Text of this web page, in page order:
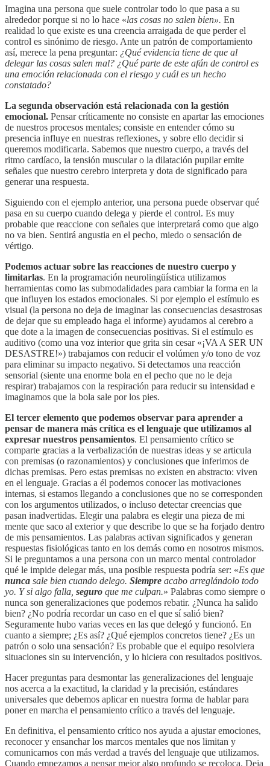
Imagina una persona que suele controlar todo lo que pasa a su
alrededor porque si no lo hace «las cosas no salen bien». En
realidad lo que existe es una creencia arraigada de que perder el
control es sinónimo de riesgo. Ante un patrón de comportamiento
así, merece la pena preguntar: ¿Qué evidencia tiene de que al
delegar las cosas salen mal? ¿Qué parte de este afán de control es
una emoción relacionada con el riesgo y cuál es un hecho
constatado?
La segunda observación está relacionada con la gestión
emocional. Pensar críticamente no consiste en apartar las emociones
de nuestros procesos mentales; consiste en entender cómo su
presencia influye en nuestras reflexiones, y sobre ello decidir si
queremos modificarla. Sabemos que nuestro cuerpo, a través del
ritmo cardíaco, la tensión muscular o la dilatación pupilar emite
señales que nuestro cerebro interpreta y dota de significado para
generar una respuesta.
Siguiendo con el ejemplo anterior, una persona puede observar qué
pasa en su cuerpo cuando delega y pierde el control. Es muy
probable que reaccione con señales que interpretará como que algo
no va bien. Sentirá angustia en el pecho, miedo o sensación de
vértigo.
Podemos actuar sobre las reacciones de nuestro cuerpo y
limitarlas. En la programación neurolingüística utilizamos
herramientas como las submodalidades para cambiar la forma en la
que influyen los estados emocionales. Si por ejemplo el estímulo es
visual (la persona no deja de imaginar las consecuencias desastrosas
de dejar que su empleado haga el informe) ayudamos al cerebro a
que dote a la imagen de consecuencias positivas. Si el estímulo es
auditivo (como una voz interior que grita sin cesar «¡VA A SER UN
DESASTRE!») trabajamos con reducir el volúmen y/o tono de voz
para eliminar su impacto negativo. Si detectamos una reacción
sensorial (siente una enorme bola en el pecho que no le deja
respirar) trabajamos con la respiración para reducir su intensidad e
imaginamos que la bola sale por los pies.
El tercer elemento que podemos observar para aprender a
pensar de manera más crítica es el lenguaje que utilizamos al
expresar nuestros pensamientos. El pensamiento crítico se
comparte gracias a la verbalización de nuestras ideas y se articula
con premisas (o razonamientos) y conclusiones que inferimos de
dichas premisas. Pero estas premisas no existen en abstracto: viven
en el lenguaje. Gracias a él podemos conocer las motivaciones
internas, si estamos llegando a conclusiones que no se corresponden
con los argumentos utilizados, o incluso detectar creencias que
pasan inadvertidas. Elegir una palabra es elegir una pieza de mi
mente que saco al exterior y que describe lo que se ha forjado dentro
de mis pensamientos. Las palabras activan significados y generan
respuestas fisiológicas tanto en los demás como en nosotros mismos.
Si le preguntamos a una persona con un marco mental controlador
qué le impide delegar más, una posible respuesta podría ser: «Es que
nunca sale bien cuando delego. Siempre acabo arreglándolo todo
yo. Y si algo falla, seguro que me culpan.» Palabras como siempre o
nunca son generalizaciones que podemos rebatir. ¿Nunca ha salido
bien? ¿No podría recordar un caso en el que sí salió bien?
Seguramente hubo varias veces en las que delegó y funcionó. En
cuanto a siempre; ¿Es así? ¿Qué ejemplos concretos tiene? ¿Es un
patrón o solo una sensación? Es probable que el equipo resolviera
situaciones sin su intervención, y lo hiciera con resultados positivos.
Hacer preguntas para desmontar las generalizaciones del lenguaje
nos acerca a la exactitud, la claridad y la precisión, estándares
universales que debemos aplicar en nuestra forma de hablar para
poner en marcha el pensamiento crítico a través del lenguaje.
En definitiva, el pensamiento crítico nos ayuda a ajustar emociones,
reconocer y ensanchar los marcos mentales que nos limitan y
comunicarnos con más verdad a través del lenguaje que utilizamos.
Cuando empezamos a pensar mejor algo profundo se recoloca. Deja